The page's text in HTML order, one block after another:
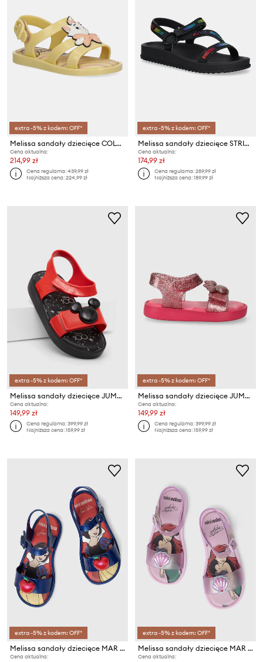
extra -5% z kodem: OFF*
Melissa sandały dziecięce COLORLAND MARIE B
Cena aktualna:
214,99 zł
Cena regularna:439,99 zł
Najniższa cena:224,99 zł
extra -5% z kodem: OFF*
Melissa sandały dziecięce STRIPES M LOVER INF
Cena aktualna:
174,99 zł
Cena regularna:289,99 zł
Najniższa cena:189,99 zł
extra -5% z kodem: OFF*
Melissa sandały dziecięce JUMP DISNEY 100 BB
Cena aktualna:
149,99 zł
Cena regularna:399,99 zł
Najniższa cena:159,99 zł
extra -5% z kodem: OFF*
Melissa sandały dziecięce JUMP DISNEY 100 BB
Cena aktualna:
149,99 zł
Cena regularna:399,99 zł
Najniższa cena:159,99 zł
extra -5% z kodem: OFF*
Melissa sandały dziecięce MAR SANDAL DISNEY
Cena aktualna:
extra -5% z kodem: OFF*
Melissa sandały dziecięce MAR SANDAL DISNEY
Cena aktualna: